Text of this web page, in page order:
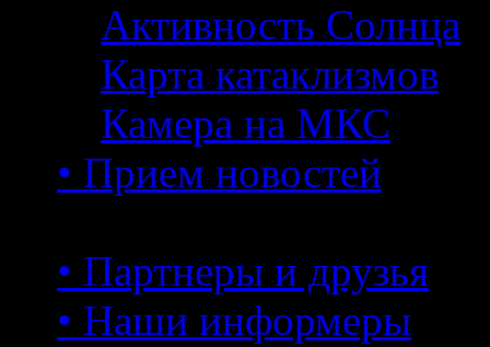
Активность Солнца
Карта катаклизмов
Камера на МКС
• Прием новостей
• Партнеры и друзья
• Наши информеры